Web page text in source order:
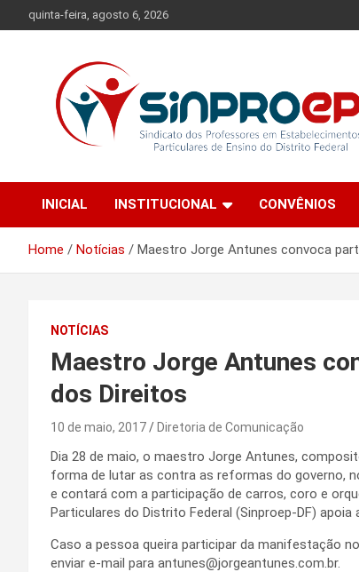
to
quinta-feira, agosto 6, 2026
Sinproep-DF
de Ensino do Distrito Federal
INICIAL
INSTITUCIONAL CONVÊNIOS
Home Notícias Maestro Jorge Antunes convoca
NOTÍCIAS
Maestro Jorge Antunes
dos Direitos
10 de maio, 2017 Diretoria de Comunicação
Dia 28 de maio, o maestro Jorge Antunes,
forma de lutar as contra as reformas do governo,
e contará com a participação de carros, coro e
Particulares do Distrito Federal (Sinproep-DF)
Caso a pessoa queira participar da manifestação
enviar e-mail para antunes@jorgeantunes.com.br.